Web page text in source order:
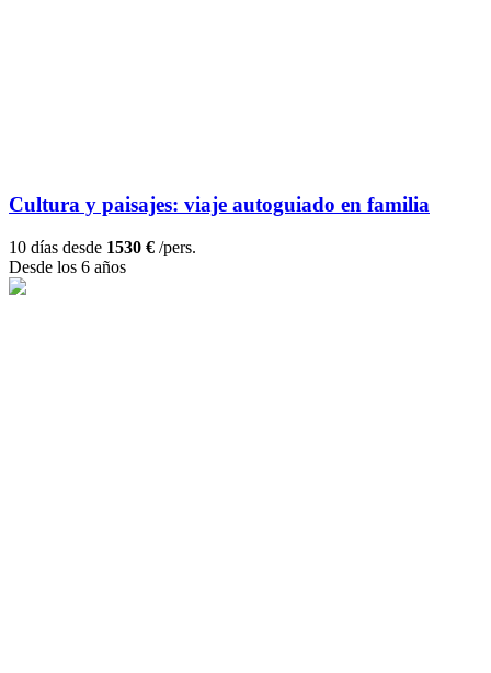
Cultura y paisajes: viaje autoguiado en familia
10 días desde 1530 € /pers.
Desde los 6 años